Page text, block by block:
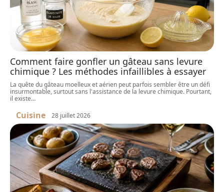
Comment faire gonfler un gâteau sans levure
chimique ? Les méthodes infaillibles à essayer
La quête du gâteau moelleux et aérien peut parfois sembler être un défi
insurmontable, surtout sans l'assistance de la levure chimique. Pourtant,
il existe…
Cuisine 28 juillet 2026